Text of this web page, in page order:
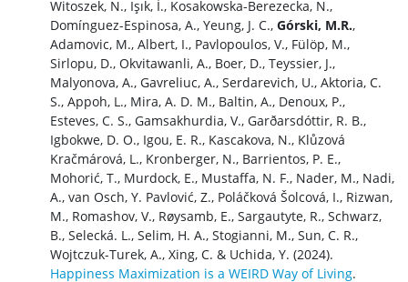
Witoszek, N., Işık, İ., Kosakowska-Berezecka, N.,
Domínguez-Espinosa, A., Yeung, J. C., Górski, M.R.,
Adamovic, M., Albert, I., Pavlopoulos, V., Fülöp, M.,
Sirlopu, D., Okvitawanli, A., Boer, D., Teyssier, J.,
Malyonova, A., Gavreliuc, A., Serdarevich, U., Aktoria, C.
S., Appoh, L., Mira, A. D. M., Baltin, A., Denoux, P.,
Esteves, C. S., Gamsakhurdia, V., Garðarsdóttir, R. B.,
Igbokwe, D. O., Igou, E. R., Kascakova, N., Klůzová
Kračmárová, L., Kronberger, N., Barrientos, P. E.,
Mohorić, T., Murdock, E., Mustaffa, N. F., Nader, M., Nadi,
A., van Osch, Y. Pavlović, Z., Poláčková Šolcová, I., Rizwan,
M., Romashov, V., Røysamb, E., Sargautyte, R., Schwarz,
B., Selecká. L., Selim, H. A., Stogianni, M., Sun, C. R.,
Wojtczuk-Turek, A., Xing, C. & Uchida, Y. (2024).
Happiness Maximization is a WEIRD Way of Living.